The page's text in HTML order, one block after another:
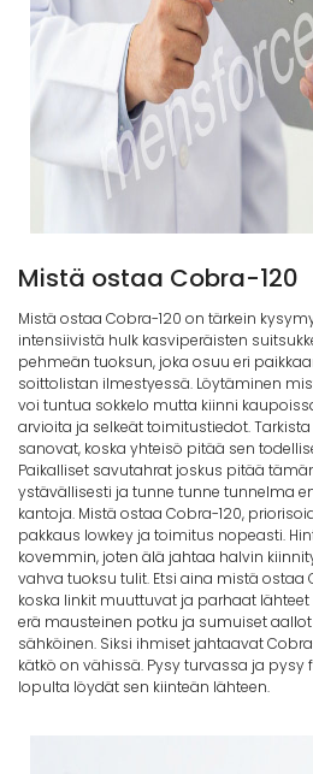
Mistä ostaa Cobra-120
Mistä ostaa Cobra-120 on tärkein
intensiivistä hulk kasviperäisten
pehmeän tuoksun, joka osuu eri
soittolistan ilmestyessä. Löytäminen
voi tuntua sokkelo mutta kiinni
arvioita ja selkeät toimitustiedot.
sanovat, koska yhteisö pitää sen
Paikalliset savutahrat joskus pitää
ystävällisesti ja tunne tunne tunnelma
kantoja. Mistä ostaa Cobra-120,
pakkaus lowkey ja toimitus nopeasti.
kovemmin, joten älä jahtaa halvin
vahva tuoksu tulit. Etsi aina mistä ostaa
koska linkit muuttuvat ja parhaat lähteet
erä mausteinen potku ja sumuiset
sähköinen. Siksi ihmiset jahtaavat
kätkö on vähissä. Pysy turvassa ja pysy
lopulta löydät sen kiinteän lähteen.